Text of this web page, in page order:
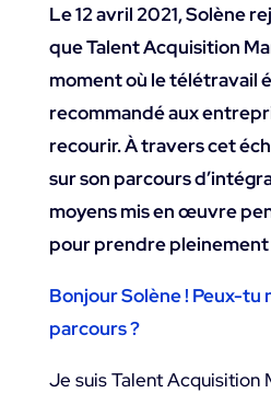
Le 12 avril 2021, Solène
que Talent Acquisition
moment où le télétravail
recommandé aux
recourir. À travers cet
sur son parcours
moyens mis en œuvre
pour prendre
Bonjour Solène ! Peux-tu
parcours ?
Je suis Talent Acquisition